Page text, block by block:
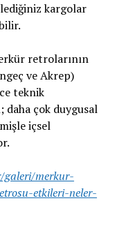
kargolar
retrolarının
ve Akrep)
teknik
daha çok duygusal
içsel
galeri/merkur-
etkileri-neler-